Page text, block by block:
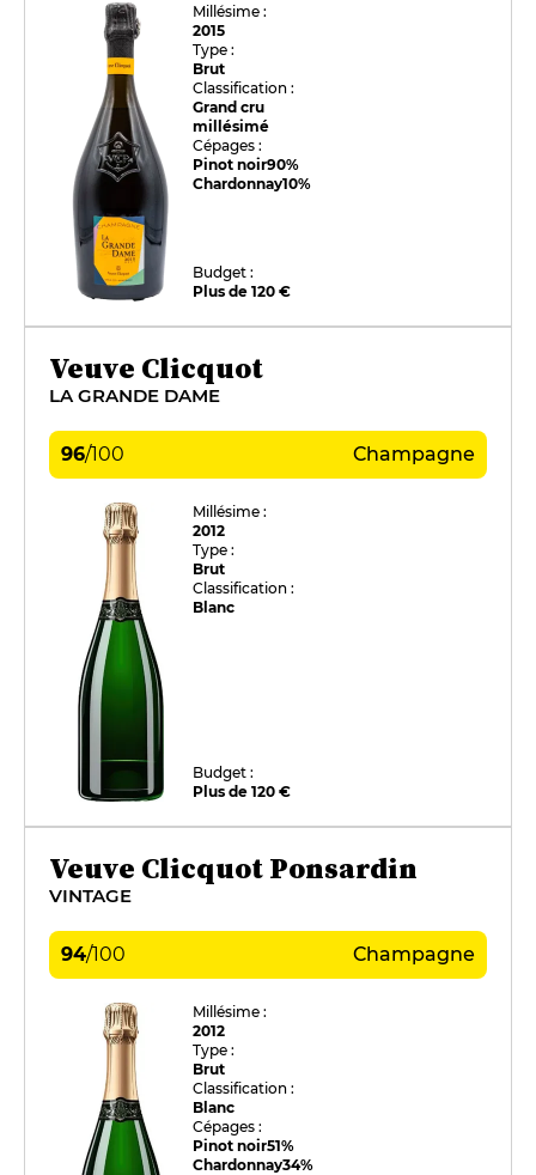
Millésime :
2015
Type :
Brut
Classification :
Grand cru
millésimé
Cépages :
Pinot noir90%
Chardonnay10%
Budget :
Plus de 120 €
Veuve Clicquot
LA GRANDE DAME
96/100 Champagne
Millésime :
2012
Type :
Brut
Classification :
Blanc
Budget :
Plus de 120 €
Veuve Clicquot Ponsardin
VINTAGE
94/100 Champagne
Millésime :
2012
Type :
Brut
Classification :
Blanc
Cépages :
Pinot noir51%
Chardonnay34%